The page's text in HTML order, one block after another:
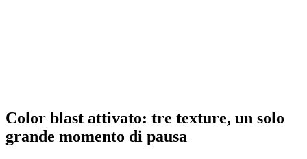
Color blast attivato: tre texture, un solo
grande momento di pausa